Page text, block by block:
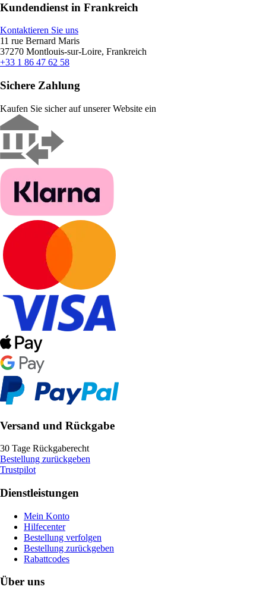
Kundendienst in Frankreich
Kontaktieren Sie uns
11 rue Bernard Maris
37270 Montlouis-sur-Loire, Frankreich
+33 1 86 47 62 58
Sichere Zahlung
Kaufen Sie sicher auf unserer Website ein
Versand und Rückgabe
30 Tage Rückgaberecht
Bestellung zurückgeben
Trustpilot
Dienstleistungen
Mein Konto
Hilfecenter
Bestellung verfolgen
Bestellung zurückgeben
Rabattcodes
Über uns